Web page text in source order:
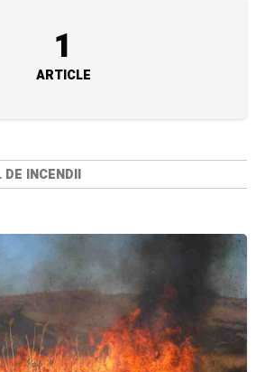
1
ARTICLE
DE INCENDII